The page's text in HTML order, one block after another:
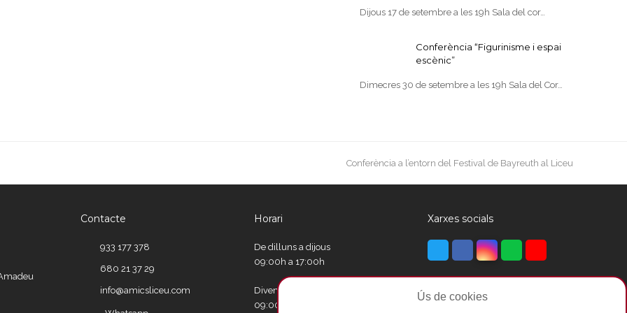
Dijous 17 de setembre a les 19h Sala del cor…
Conferència “Figurinisme i espai
escènic”
Dimecres 30 de setembre a les 19h Sala del Cor…
next
Conferència a l’entorn del Festival de Bayreuth al Liceu
Contacte
933 177 378
680 21 37 29
info@amicsliceu.com
Horari
De dilluns a dijous
09:00h a 17:00h
Divendres
09:00h a 15:00h
Xarxes socials
TwitterFacebook
Instagram
Ús de cookies